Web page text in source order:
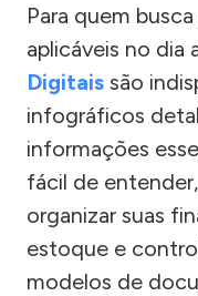
Para quem
aplicáveis no dia
Digitais são
infográficos
informações
fácil de
organizar suas
estoque e
modelos de